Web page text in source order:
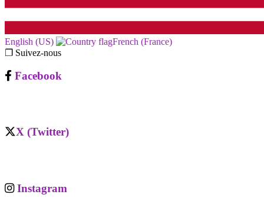
English (US)‎
French (France)‎
❐ Suivez-nous
Facebook
X (Twitter)
Instagram